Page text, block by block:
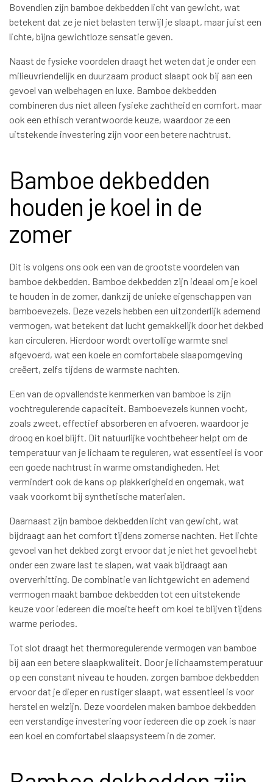
Bovendien zijn bamboe dekbedden licht van gewicht, wat
betekent dat ze je niet belasten terwijl je slaapt, maar juist een
lichte, bijna gewichtloze sensatie geven.
Naast de fysieke voordelen draagt het weten dat je onder een
milieuvriendelijk en duurzaam product slaapt ook bij aan een
gevoel van welbehagen en luxe. Bamboe dekbedden
combineren dus niet alleen fysieke zachtheid en comfort, maar
ook een ethisch verantwoorde keuze, waardoor ze een
uitstekende investering zijn voor een betere nachtrust.
Bamboe dekbedden
houden je koel in de
zomer
Dit is volgens ons ook een van de grootste voordelen van
bamboe dekbedden. Bamboe dekbedden zijn ideaal om je koel
te houden in de zomer, dankzij de unieke eigenschappen van
bamboevezels. Deze vezels hebben een uitzonderlijk ademend
vermogen, wat betekent dat lucht gemakkelijk door het dekbed
kan circuleren. Hierdoor wordt overtollige warmte snel
afgevoerd, wat een koele en comfortabele slaapomgeving
creëert, zelfs tijdens de warmste nachten.
Een van de opvallendste kenmerken van bamboe is zijn
vochtregulerende capaciteit. Bamboevezels kunnen vocht,
zoals zweet, effectief absorberen en afvoeren, waardoor je
droog en koel blijft. Dit natuurlijke vochtbeheer helpt om de
temperatuur van je lichaam te reguleren, wat essentieel is voor
een goede nachtrust in warme omstandigheden. Het
vermindert ook de kans op plakkerigheid en ongemak, wat
vaak voorkomt bij synthetische materialen.
Daarnaast zijn bamboe dekbedden licht van gewicht, wat
bijdraagt aan het comfort tijdens zomerse nachten. Het lichte
gevoel van het dekbed zorgt ervoor dat je niet het gevoel hebt
onder een zware last te slapen, wat vaak bijdraagt aan
oververhitting. De combinatie van lichtgewicht en ademend
vermogen maakt bamboe dekbedden tot een uitstekende
keuze voor iedereen die moeite heeft om koel te blijven tijdens
warme periodes.
Tot slot draagt het thermoregulerende vermogen van bamboe
bij aan een betere slaapkwaliteit. Door je lichaamstemperatuur
op een constant niveau te houden, zorgen bamboe dekbedden
ervoor dat je dieper en rustiger slaapt, wat essentieel is voor
herstel en welzijn. Deze voordelen maken bamboe dekbedden
een verstandige investering voor iedereen die op zoek is naar
een koel en comfortabel slaapsysteem in de zomer.